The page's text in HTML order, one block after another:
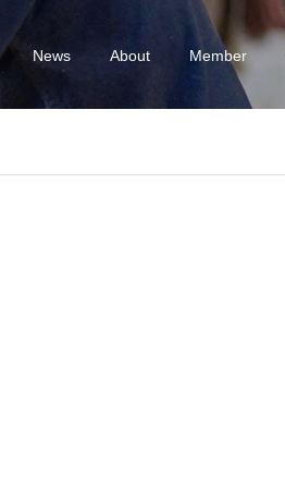
News About Member